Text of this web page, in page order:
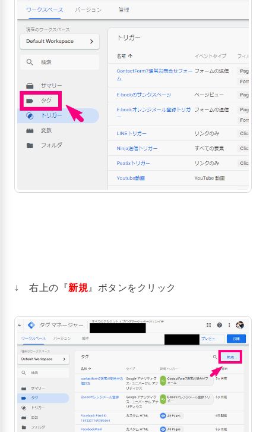
↓ 右上の『新規 』ボタンをクリック